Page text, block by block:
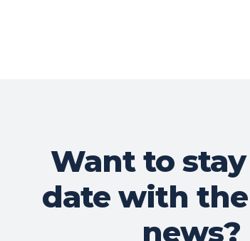
Want to
date with
news?